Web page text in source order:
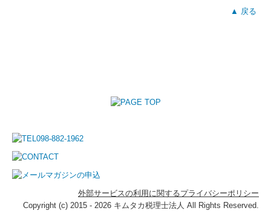
▲ 戻る
外部サービスの利用に関するプライバシーポリシー
Copyright (c) 2015 - 2026 キムタカ税理士法人 All Rights Reserved.